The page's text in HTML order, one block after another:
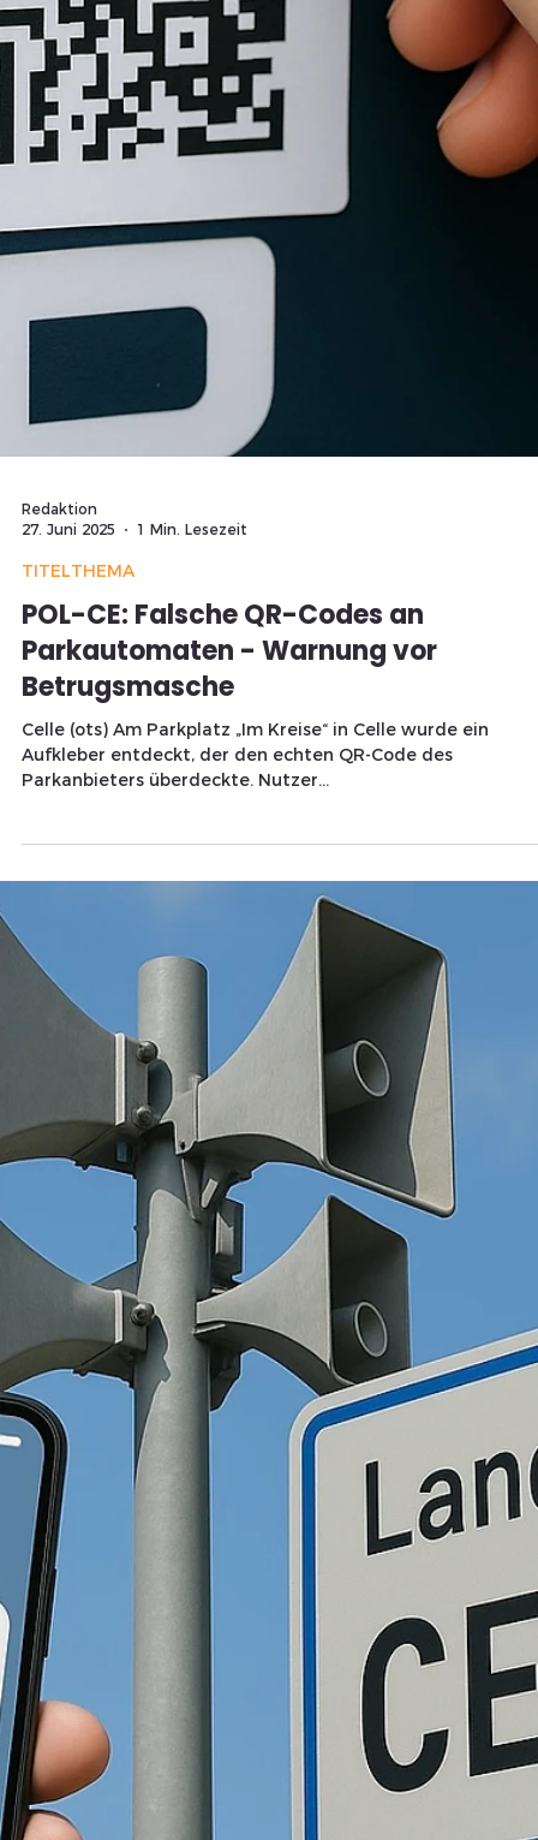
TITELTHEMA
POL-CE: Falsche QR-Codes an
Parkautomaten - Warnung vor
Betrugsmasche
Celle (ots) Am Parkplatz „Im Kreise“ in Celle wurde ein
Aufkleber entdeckt, der den echten QR-Code des
Parkanbieters überdeckte. Nutzer...